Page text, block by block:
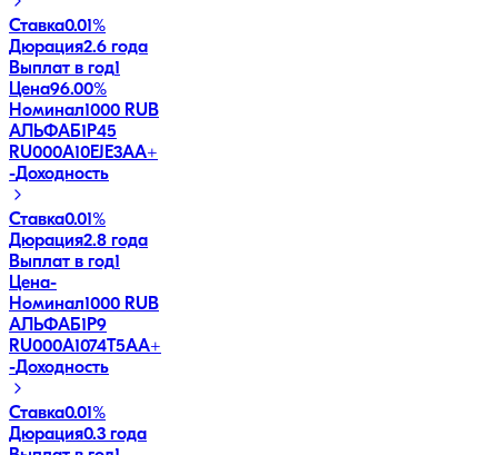
Ставка0.01%
Дюрация2.6 года
Выплат в год1
Цена96.00%
Номинал1000 RUB
АЛЬФАБ1Р45
RU000A10EJE3AA+
-Доходность
Ставка0.01%
Дюрация2.8 года
Выплат в год1
Цена-
Номинал1000 RUB
АЛЬФАБ1Р9
RU000A1074T5AA+
-Доходность
Ставка0.01%
Дюрация0.3 года